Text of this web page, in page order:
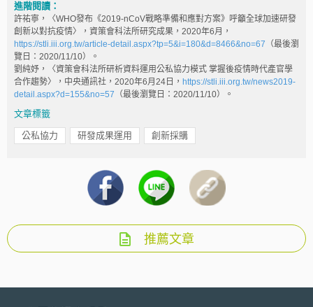
進階閱讀：
許祐寧，〈WHO發布《2019‑nCoV戰略準備和應對方案》呼籲全球加速研發
創新以對抗疫情〉，資策會科法所研究成果，2020年6月，
https://stli.iii.org.tw/article-detail.aspx?tp=5&i=180&d=8466&no=67 （最後瀏
覽日：2020/11/10）。
劉純妤，〈資策會科法所研析資料運用公私協力模式 掌握後疫情時代產官學
合作趨勢〉，中央通訊社，2020年6月24日， https://stli.iii.org.tw/news2019-
detail.aspx?d=155&no=57 （最後瀏覽日：2020/11/10）。
文章標籤
公私協力 研發成果運用 創新採購
推薦文章